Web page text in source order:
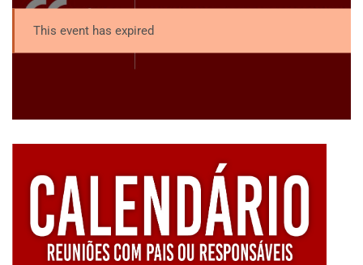
This event has expired